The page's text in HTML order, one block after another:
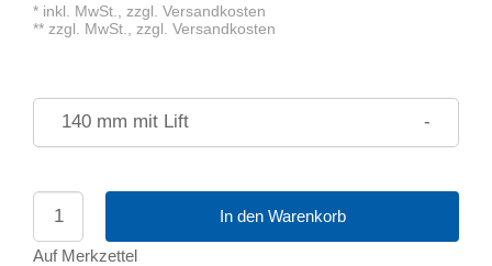
* inkl. MwSt., zzgl. Versandkosten
** zzgl. MwSt., zzgl. Versandkosten
140 mm mit Lift -
In den Warenkorb
Auf Merkzettel